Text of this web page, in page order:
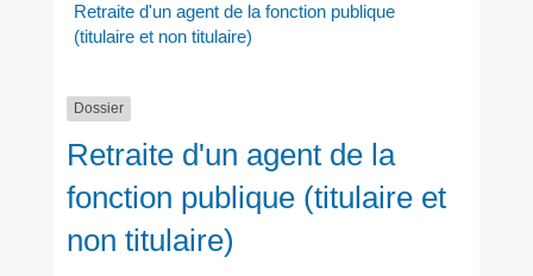
Retraite d'un agent de la fonction publique
(titulaire et non titulaire)
Dossier
Retraite d'un agent de la
fonction publique (titulaire et
non titulaire)